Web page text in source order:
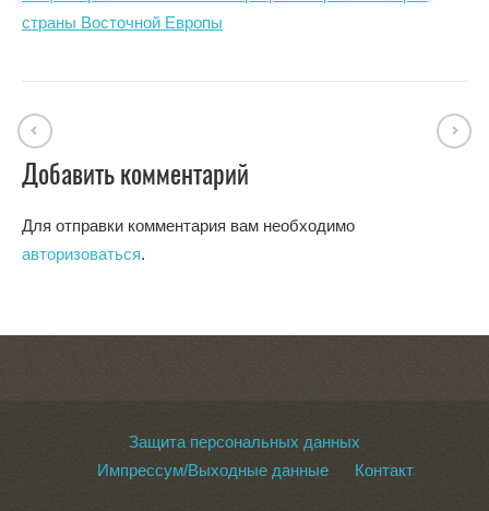
страны Восточной Европы
Добавить комментарий
Для отправки комментария вам необходимо
авторизоваться.
Защита персональных данных
Импрессум/Выходные данные
Контакт